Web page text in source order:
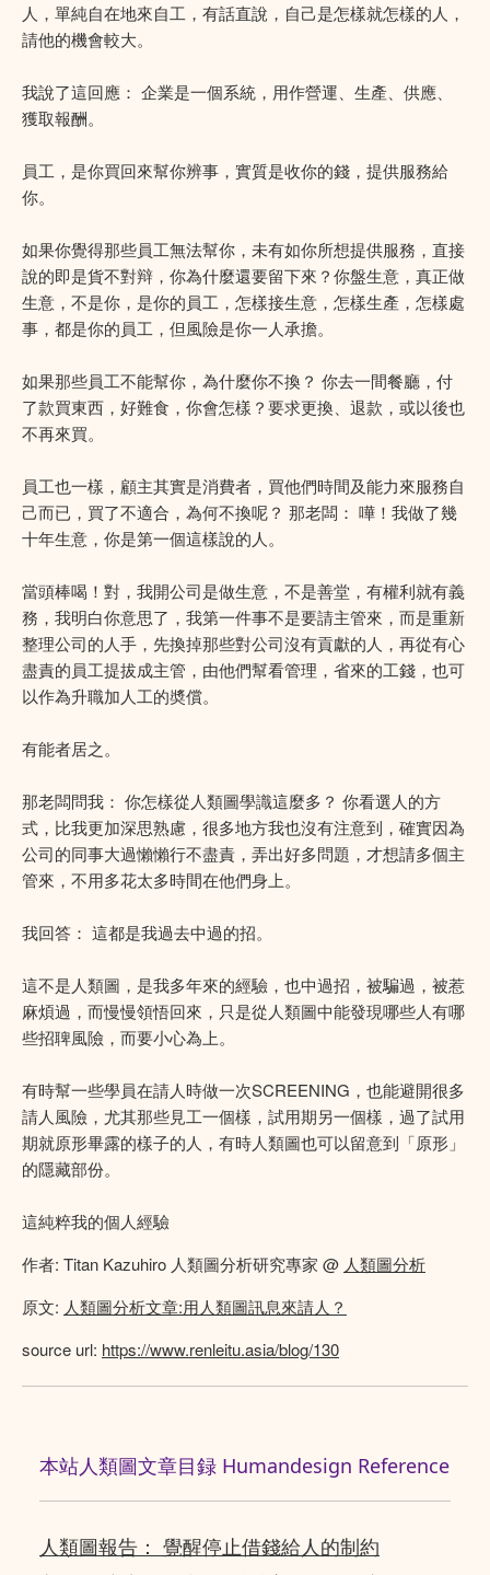
人，單純自在地來自工，有話直說，自己是怎樣就怎樣的人，
請他的機會較大。
我說了這回應： 企業是一個系統，用作營運、生產、供應、
獲取報酬。
員工，是你買回來幫你辨事，實質是收你的錢，提供服務給
你。
如果你覺得那些員工無法幫你，未有如你所想提供服務，直接
說的即是貨不對辩，你為什麼還要留下來？你盤生意，真正做
生意，不是你，是你的員工，怎樣接生意，怎樣生產，怎樣處
事，都是你的員工，但風險是你一人承擔。
如果那些員工不能幫你，為什麼你不換？ 你去一間餐廳，付
了款買東西，好難食，你會怎樣？要求更換、退款，或以後也
不再來買。
員工也一樣，顧主其實是消費者，買他們時間及能力來服務自
己而已，買了不適合，為何不換呢？ 那老闆： 嘩！我做了幾
十年生意，你是第一個這樣說的人。
當頭棒喝！對，我開公司是做生意，不是善堂，有權利就有義
務，我明白你意思了，我第一件事不是要請主管來，而是重新
整理公司的人手，先換掉那些對公司沒有貢獻的人，再從有心
盡責的員工提拔成主管，由他們幫看管理，省來的工錢，也可
以作為升職加人工的奬償。
有能者居之。
那老闆問我： 你怎樣從人類圖學識這麼多？ 你看選人的方
式，比我更加深思熟慮，很多地方我也沒有注意到，確實因為
公司的同事大過懶懶行不盡責，弄出好多問題，才想請多個主
管來，不用多花太多時間在他們身上。
我回答： 這都是我過去中過的招。
這不是人類圖，是我多年來的經驗，也中過招，被騙過，被惹
麻煩過，而慢慢領悟回來，只是從人類圖中能發現哪些人有哪
些招聛風險，而要小心為上。
有時幫一些學員在請人時做一次SCREENING，也能避開很多
請人風險，尤其那些見工一個樣，試用期另一個樣，過了試用
期就原形畢露的樣子的人，有時人類圖也可以留意到「原形」
的隱藏部份。
這純粹我的個人經驗
作者: Titan Kazuhiro 人類圖分析研究專家 @ 人類圖分析
原文: 人類圖分析文章:用人類圖訊息來請人？
source url: https://www.renleitu.asia/blog/130
本站人類圖文章目録 Humandesign Reference
人類圖報告： 覺醒停止借錢給人的制約